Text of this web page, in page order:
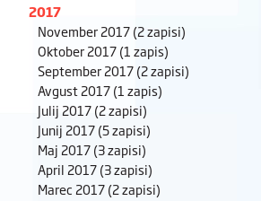
2017
November 2017(2 zapisi)
Oktober 2017(1 zapis)
September 2017(2 zapisi)
Avgust 2017(1 zapis)
Julij 2017(2 zapisi)
Junij 2017(5 zapisi)
Maj 2017(3 zapisi)
April 2017(3 zapisi)
Marec 2017(2 zapisi)